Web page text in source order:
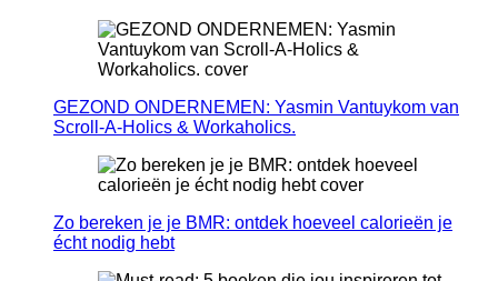
GEZOND ONDERNEMEN: Yasmin Vantuykom van
Scroll-A-Holics & Workaholics.
Zo bereken je je BMR: ontdek hoeveel calorieën je
écht nodig hebt